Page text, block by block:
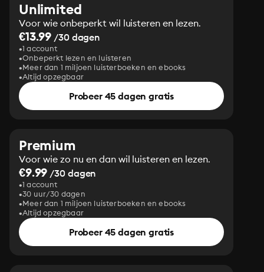
Unlimited
Voor wie onbeperkt wil luisteren en lezen.
€13.99 /30 dagen
1 account
Onbeperkt lezen en luisteren
Meer dan 1 miljoen luisterboeken en ebooks
Altijd opzegbaar
Probeer 45 dagen gratis
Premium
Voor wie zo nu en dan wil luisteren en lezen.
€9.99 /30 dagen
1 account
30 uur/30 dagen
Meer dan 1 miljoen luisterboeken en ebooks
Altijd opzegbaar
Probeer 45 dagen gratis